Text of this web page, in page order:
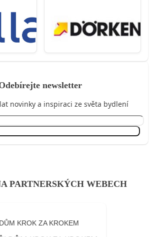
newsletter
novinky a inspiraci ze světa bydlení
PARTNERSKÝCH WEBECH
KROK ZA KROKEM